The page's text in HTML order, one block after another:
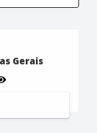
Gerais